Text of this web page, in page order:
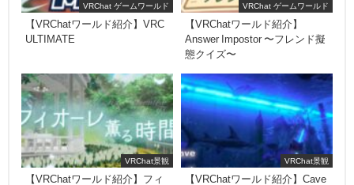
VRChat ゲームワールド
【VRChatワールド紹介】VRC
ULTIMATE
VRChat ゲームワールド
【VRChatワールド紹介】
Answer Impostor 〜フレンド擬
態クイズ〜
VRChat景観
【VRChatワールド紹介】フィ
VRChat景観
【VRChatワールド紹介】Cave